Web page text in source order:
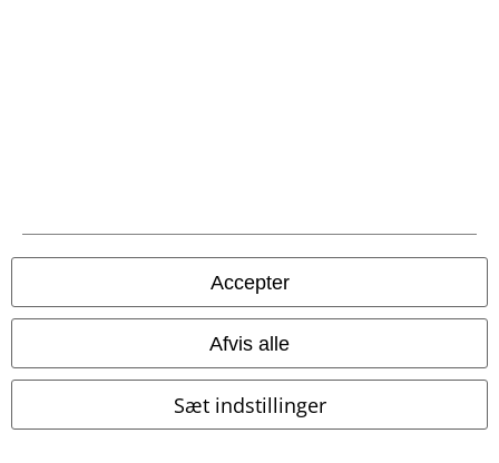
Accepter
Afvis alle
Sæt indstillinger
Betalingsmuligheder